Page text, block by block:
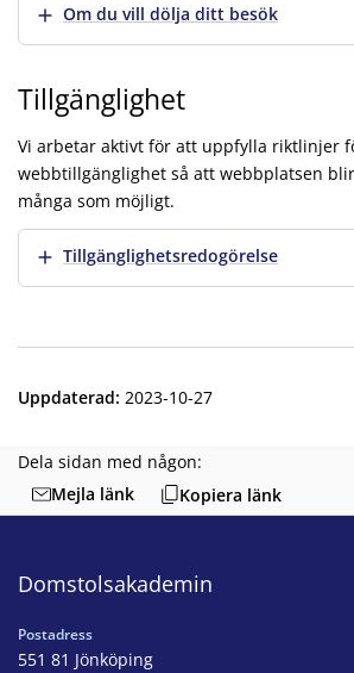
Visa merOm du vill dölja ditt besök
Tillgänglighet
Vi arbetar aktivt för att uppfylla riktlinjer
webbtillgänglighet så att webbplatsen
många som möjligt.
Visa merTillgänglighetsredogörelse
Uppdaterad: 2023-10-27
Dela sidan med någon:
Mejla länk
Kopiera länk
Domstolsakademin
Postadress
551 81 Jönköping